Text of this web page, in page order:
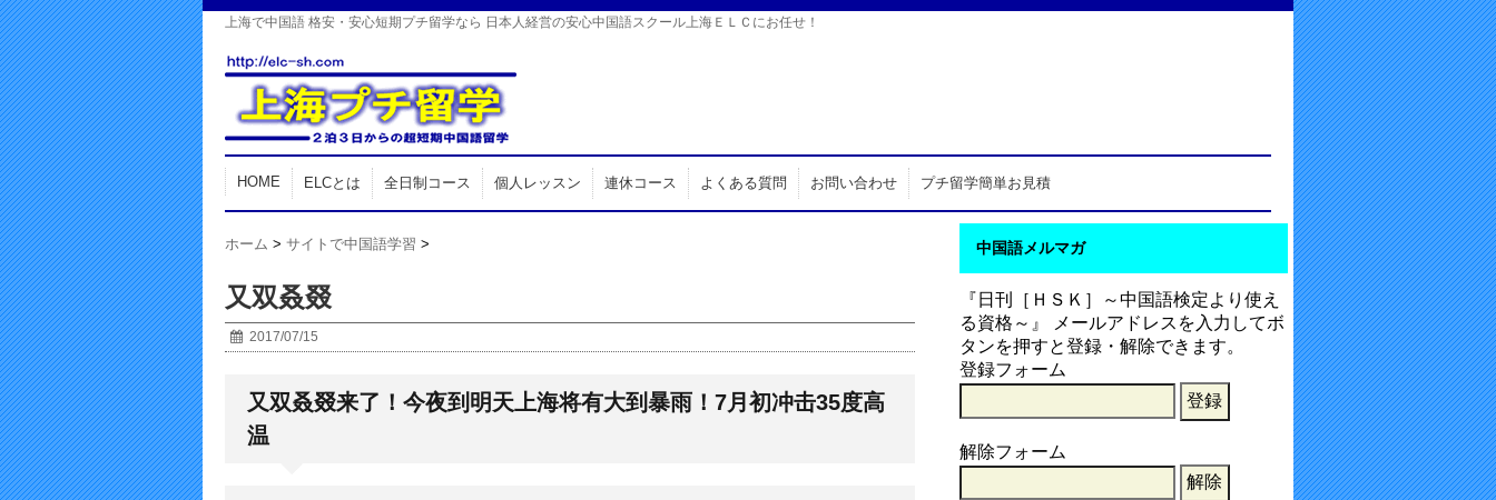
上海で中国語 格安・安心短期プチ留学なら 日本人経営の安心中国語スクール上海ＥＬＣにお任せ！
HOME ELCとは 全日制コース 個人レッスン 連休コース よくある質問 お問い合わせ プチ留学簡単お見積
ホーム > サイトで中国語学習 >
又双叒叕
2017/07/15
又双叒叕来了！今夜到明天上海将有大到暴雨！7月初冲击35度高
温
中国語メルマガ
『日刊［ＨＳＫ］～中国語検定より使え
る資格～』 メールアドレスを入力してボ
タンを押すと登録・解除できます。
登録フォーム
解除フォーム